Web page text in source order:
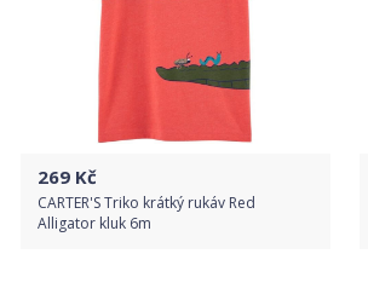
269 Kč
CARTER'S Triko krátký rukáv Red
Alligator kluk 6m